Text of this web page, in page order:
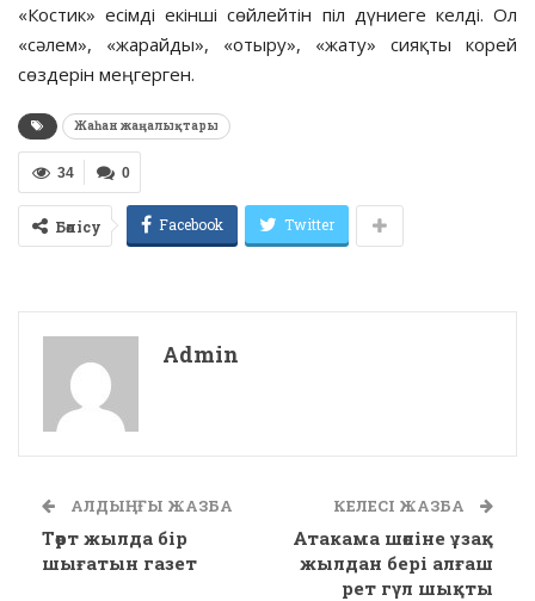
«Костик» есім­ді екінші сөйлейтін піл дү­ниеге келді. Ол
«сәлем», «жарайды», «отыру», «жату» сияқты корей
сөздерін меңгерген.
Жаһан жаңалықтары
0
34
Бөлісу Facebook Twitter
Admin
АЛДЫҢҒЫ ЖАЗБА
Төрт жылда бір
шығатын газет
КЕЛЕСІ ЖАЗБА
Атакама шөліне ұзақ
жылдан бері алғаш
рет гүл шықты